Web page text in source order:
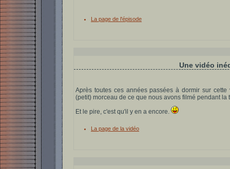
La page de l'épisode
Une vidéo
Après toutes ces années passées à dormir sur
(petit) morceau de ce que nous avons filmé pendant la
Et le pire, c'est qu'il y en a encore.
La page de la vidéo